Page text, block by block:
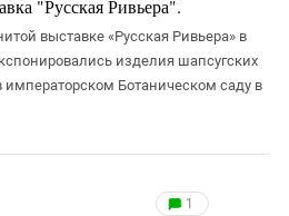
"Русская Ривьера".
выставке «Русская Ривьера» в
изделия шапсугских
императорском Ботаническом саду в
1